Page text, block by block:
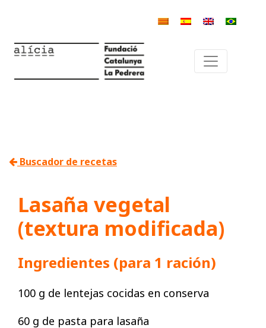
Buscador de recetas
Lasaña vegetal
(textura modificada)
Ingredientes (para 1 ración)
100 g de lentejas cocidas en conserva
60 g de pasta para lasaña